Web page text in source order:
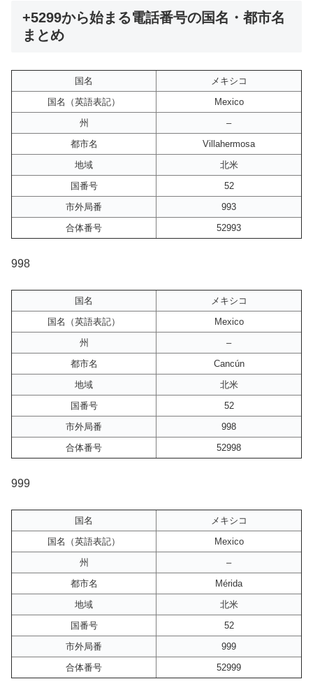
+5299から始まる電話番号の国名・都市名
まとめ
国名
メキシコ
国名（英語表記）
Mexico
州
–
都市名
Villahermosa
地域
北米
国番号
52
市外局番
993
合体番号
52993
998
国名
メキシコ
国名（英語表記）
Mexico
州
–
都市名
Cancún
地域
北米
国番号
52
市外局番
998
合体番号
52998
999
国名
メキシコ
国名（英語表記）
Mexico
州
–
都市名
Mérida
地域
北米
国番号
52
市外局番
999
合体番号
52999